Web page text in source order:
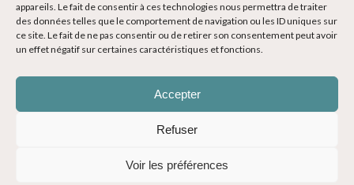
appareils. Le fait de consentir à ces technologies nous permettra de traiter
des données telles que le comportement de navigation ou les ID uniques sur
ce site. Le fait de ne pas consentir ou de retirer son consentement peut avoir
un effet négatif sur certaines caractéristiques et fonctions.
Accepter
Refuser
Voir les préférences
Devenir Blogueur voyage
Ma Bucket List
© Copyright 2014-2024 - Evasions Gourmandes Blog Voyage - Tous